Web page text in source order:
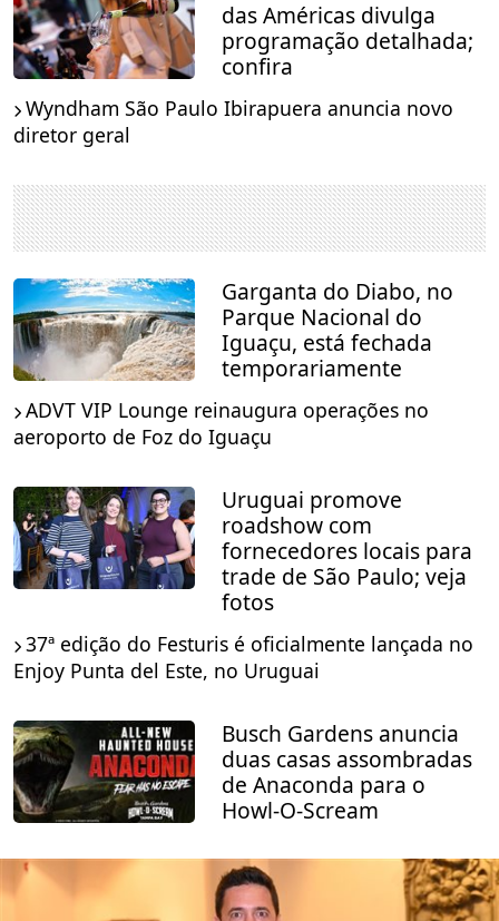
das Américas divulga
programação detalhada;
confira
Wyndham São Paulo Ibirapuera anuncia novo
diretor geral
Garganta do Diabo, no
Parque Nacional do
Iguaçu, está fechada
temporariamente
ADVT VIP Lounge reinaugura operações no
aeroporto de Foz do Iguaçu
Uruguai promove
roadshow com
fornecedores locais para
trade de São Paulo; veja
fotos
37ª edição do Festuris é oficialmente lançada no
Enjoy Punta del Este, no Uruguai
Busch Gardens anuncia
duas casas assombradas
de Anaconda para o
Howl-O-Scream